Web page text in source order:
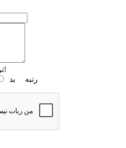
HTML ترجمه نمی شود!
رتبه بد